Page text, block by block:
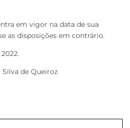
em vigor na data de sua
as disposições em contrário.
Silva de Queiroz